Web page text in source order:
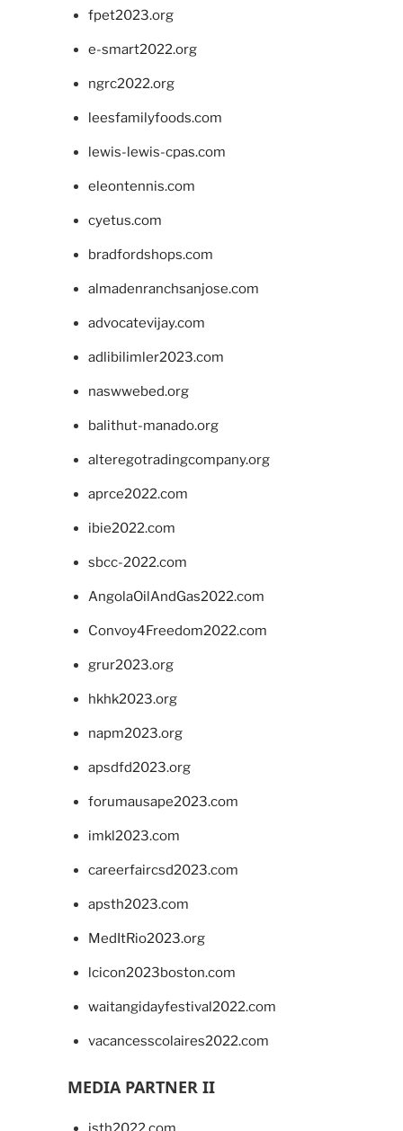
fpet2023.org
e-smart2022.org
ngrc2022.org
leesfamilyfoods.com
lewis-lewis-cpas.com
eleontennis.com
cyetus.com
bradfordshops.com
almadenranchsanjose.com
advocatevijay.com
adlibilimler2023.com
naswwebed.org
balithut-manado.org
alteregotradingcompany.org
aprce2022.com
ibie2022.com
sbcc-2022.com
AngolaOilAndGas2022.com
Convoy4Freedom2022.com
grur2023.org
hkhk2023.org
napm2023.org
apsdfd2023.org
forumausape2023.com
imkl2023.com
careerfaircsd2023.com
apsth2023.com
MedItRio2023.org
lcicon2023boston.com
waitangidayfestival2022.com
vacancesscolaires2022.com
MEDIA PARTNER II